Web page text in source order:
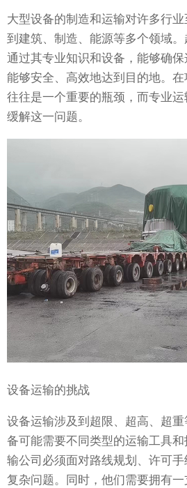
大型设备的制造和运输对许多行
到建筑、制造、能源等多个领域。
通过其专业知识和设备，能够确
能够安全、高效地达到目的地。
往往是一个重要的瓶颈，而专业
缓解这一问题。
设备运输的挑战
设备运输涉及到超限、超高、超
备可能需要不同类型的运输工具
输公司必须面对路线规划、许可
复杂问题。同时，他们需要拥有